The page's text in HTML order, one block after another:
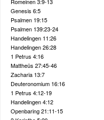
Genesis 6:5
Psalmen 19:15
Psalmen 139:23-24
Handelingen 11:26
Handelingen 26:28
1 Petrus 4:16
Mattheüs 27:45-46
Zacharia 13:7
Deuteronomium 16:16
1 Petrus 4:12-19
Handelingen 4:12
Openbaring 21:11-15